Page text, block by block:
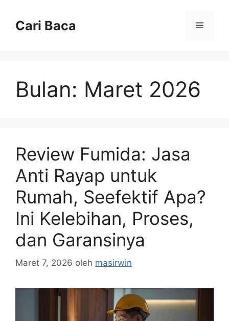
Cari Baca Menu
Bulan: Maret 2026
Review Fumida: Jasa
Anti Rayap untuk
Rumah, Seefektif Apa?
Ini Kelebihan, Proses,
dan Garansinya
Maret 7, 2026 oleh masirwin